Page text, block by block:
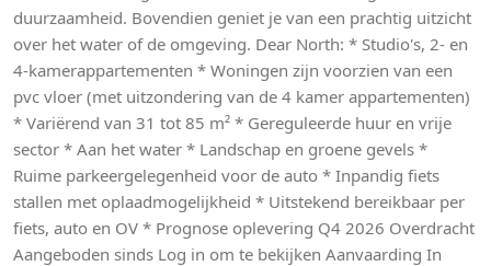
duurzaamheid. Bovendien geniet je van een prachtig uitzicht
over het water of de omgeving. Dear North: * Studio's, 2- en
4-kamerappartementen * Woningen zijn voorzien van een
pvc vloer (met uitzondering van de 4 kamer appartementen)
* Variërend van 31 tot 85 m² * Gereguleerde huur en vrije
sector * Aan het water * Landschap en groene gevels *
Ruime parkeergelegenheid voor de auto * Inpandig fiets
stallen met oplaadmogelijkheid * Uitstekend bereikbaar per
fiets, auto en OV * Prognose oplevering Q4 2026 Overdracht
Aangeboden sinds Log in om te bekijken Aanvaarding In